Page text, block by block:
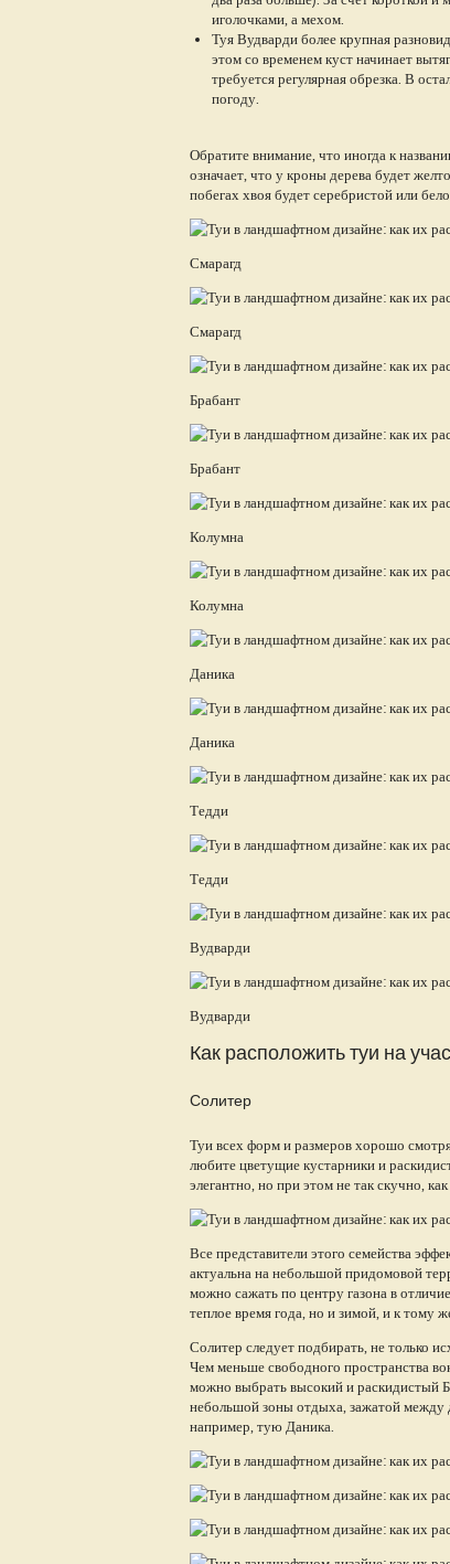
иголочками, а мехом.
Туя Вудварди более крупная
этом со временем куст начинает
требуется регулярная обрезка. В
погоду.
Обратите внимание, что иногда к
означает, что у кроны дерева будет
побегах хвоя будет серебристой или
Смарагд
Смарагд
Брабант
Брабант
Колумна
Колумна
Даника
Даника
Тедди
Тедди
Вудварди
Вудварди
Как расположить туи на
Солитер
Туи всех форм и размеров хорошо
любите цветущие кустарники и
элегантно, но при этом не так скучно,
Все представители этого семейства
актуальна на небольшой придомовой
можно сажать по центру газона в
теплое время года, но и зимой, и к тому
Солитер следует подбирать, не только
Чем меньше свободного пространства
можно выбрать высокий и раскидистый
небольшой зоны отдыха, зажатой между
например, тую Даника.